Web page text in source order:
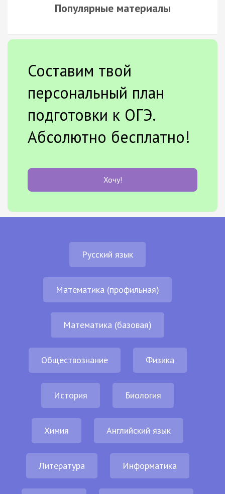
Популярные материалы
Составим твой
персональный план
подготовки к ОГЭ.
Абсолютно бесплатно!
Хочу!
Русский язык
Математика (профильная)
Математика (базовая)
Обществознание Физика
История Биология
Химия Английский язык
Литература Информатика